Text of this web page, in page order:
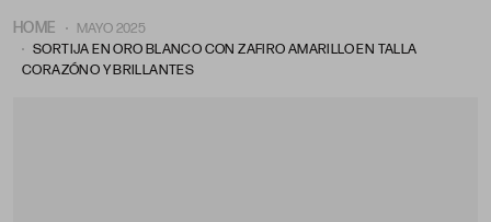
HOME
MAYO 2025
SORTIJA EN ORO BLANCO CON ZAFIRO AMARILLO EN TALLA
CORAZÓNO Y BRILLANTES